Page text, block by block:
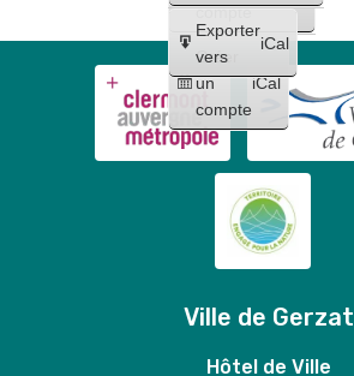
compte
Créer
un
compte
iCal
Exporter
vers
iCal
Ville de Gerzat
Hôtel de Ville